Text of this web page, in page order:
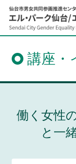
仙
市
男
女
同
進
講座・
働く女性
と一